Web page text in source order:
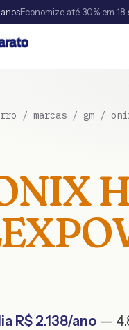
Economize até 30% em
/ marcas / gm /
R$ 2.138/ano —